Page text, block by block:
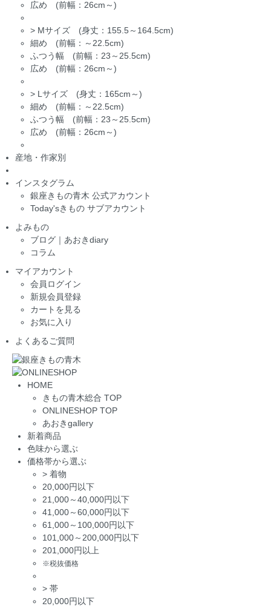
広め (前幅：26cm～)
> Mサイズ (身丈：155.5～164.5cm)
細め (前幅：～22.5cm)
ふつう幅 (前幅：23～25.5cm)
広め (前幅：26cm～)
> Lサイズ (身丈：165cm～)
細め (前幅：～22.5cm)
ふつう幅 (前幅：23～25.5cm)
広め (前幅：26cm～)
産地・作家別
インスタグラム
銀座きもの青木 公式アカウント
Today'sきもの サブアカウント
よみもの
ブログ｜あおきdiary
コラム
マイアカウント
会員ログイン
新規会員登録
カートを見る
お気に入り
よくあるご質問
HOME
きもの青木総合 TOP
ONLINESHOP TOP
あおきgallery
新着商品
色味から選ぶ
価格帯から選ぶ
> 着物
20,000円以下
21,000～40,000円以下
41,000～60,000円以下
61,000～100,000円以下
101,000～200,000円以下
201,000円以上
※税抜価格
> 帯
20,000円以下